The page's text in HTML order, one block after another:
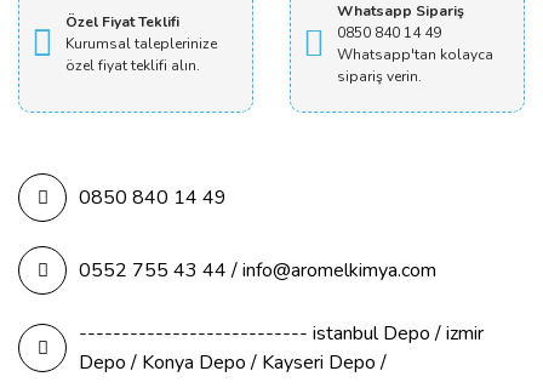
Özel Fiyat Teklifi
Kurumsal taleplerinize
özel fiyat teklifi alın.
Whatsapp Sipariş
0850 840 14 49
Whatsapp'tan kolayca
sipariş verin.
0850 840 14 49
0552 755 43 44 / info@aromelkimya.com
--------------------------- istanbul Depo / izmir
Depo / Konya Depo / Kayseri Depo /